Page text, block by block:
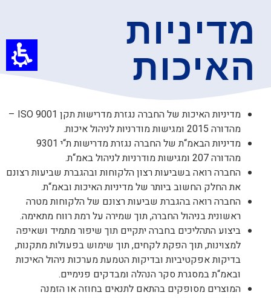
מדיניות
האיכות
מדיניות האיכות של החברה נגזרת מדרישות תקן
מהדורה
ומגישות מודרניות לניהול איכות.
מדיניות הבאמ“ת של החברה נגזרת מדרישות ת“י
מהדורה
ומגישות מודרניות לניהול באמ“ת.
החברה רואה בשביעות רצון הלקוחות ובהגברת שביעות רצונם
את החלק החשוב ביותר של מדיניות האיכות ובאמ“ת.
החברה רואה בהגברת שביעות רצונם של הלקוחות מטרה
ראשונית בניהול החברה,תוך שמירה על רמת רווח מתאימה.
ביצוע התהליכים בחברה יתקיים תוך שיפור מתמיד ושאיפה
למצוינות,תוך הפקת לקחים,תוך שימוש בפעולות מתקנות,
בדיקות אפקטיביות ובדיקות הטמעת מערכות ניהול האיכות
ובאמ“ת במסגרת סקר הנהלה ומבדקים פנימיים.
המוצרים מסופקים בהתאם לתנאים בחוזה או הזמנה